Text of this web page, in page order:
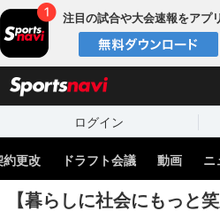
注目の試合や大会速報をアプ
ログイン
約更改 ドラフト会議 動画 ニ
【暮らしに社会にもっと